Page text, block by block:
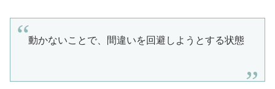
動かないことで、間違いを回避しようとする状態